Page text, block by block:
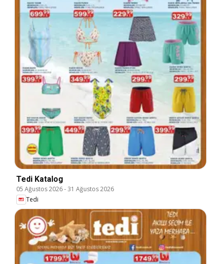
Tedi Katalog
05 Ağustos 2026-31 Ağustos 2026
Tedi